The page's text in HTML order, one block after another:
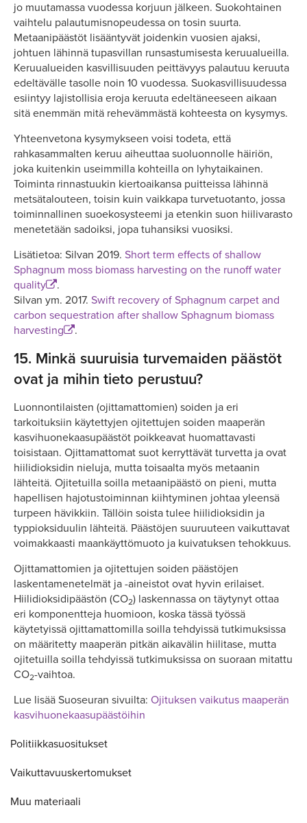
jo muutamassa vuodessa korjuun jälkeen. Suokohtainen
vaihtelu palautumisnopeudessa on tosin suurta.
Metaanipäästöt lisääntyvät joidenkin vuosien ajaksi,
johtuen lähinnä tupasvillan runsastumisesta keruualueilla.
Keruualueiden kasvillisuuden peittävyys palautuu keruuta
edeltävälle tasolle noin 10 vuodessa. Suokasvillisuudessa
esiintyy lajistollisia eroja keruuta edeltäneeseen aikaan
sitä enemmän mitä rehevämmästä kohteesta on kysymys.
Yhteenvetona kysymykseen voisi todeta, että
rahkasammalten keruu aiheuttaa suoluonnolle häiriön,
joka kuitenkin useimmilla kohteilla on lyhytaikainen.
Toiminta rinnastuukin kiertoaikansa puitteissa lähinnä
metsätalouteen, toisin kuin vaikkapa turvetuotanto, jossa
toiminnallinen suoekosysteemi ja etenkin suon hiilivarasto
menetetään sadoiksi, jopa tuhansiksi vuosiksi.
Lisätietoa: Silvan 2019. Short term effects of shallow
Sphagnum moss biomass harvesting on the runoff water
quality
.
Silvan ym. 2017. Swift recovery of Sphagnum carpet and
carbon sequestration after shallow Sphagnum biomass
harvesting
.
15. Minkä suuruisia turvemaiden päästöt
ovat ja mihin tieto perustuu?
Luonnontilaisten (ojittamattomien) soiden ja eri
tarkoituksiin käytettyjen ojitettujen soiden maaperän
kasvihuonekaasupäästöt poikkeavat huomattavasti
toisistaan. Ojittamattomat suot kerryttävät turvetta ja ovat
hiilidioksidin nieluja, mutta toisaalta myös metaanin
lähteitä. Ojitetuilla soilla metaanipäästö on pieni, mutta
hapellisen hajotustoiminnan kiihtyminen johtaa yleensä
turpeen hävikkiin. Tällöin soista tulee hiilidioksidin ja
typpioksiduulin lähteitä. Päästöjen suuruuteen vaikuttavat
voimakkaasti maankäyttömuoto ja kuivatuksen tehokkuus.
Ojittamattomien ja ojitettujen soiden päästöjen
laskentamenetelmät ja -aineistot ovat hyvin erilaiset.
Hiilidioksidipäästön (CO2) laskennassa on täytynyt ottaa
eri komponentteja huomioon, koska tässä työssä
käytetyissä ojittamattomilla soilla tehdyissä tutkimuksissa
on määritetty maaperän pitkän aikavälin hiilitase, mutta
ojitetuilla soilla tehdyissä tutkimuksissa on suoraan mitattu
CO2-vaihtoa.
Lue lisää Suoseuran sivuilta: Ojituksen vaikutus maaperän
kasvihuonekaasupäästöihin
Politiikkasuositukset
Vaikuttavuuskertomukset
Muu materiaali